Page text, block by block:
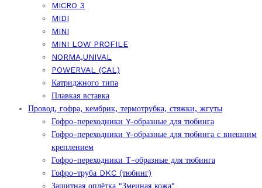
MICRO 3
MIDI
MINI
MINI LOW PROFILE
NORMA,UNIVAL
POWERVAL (CAL)
Катриджного типа
Плавкая вставка
Провод, гофра, кембрик, термотрубка, стяжки, жгуты
Гофро-переходники Y-образные для тюбинга
Гофро-переходники Y-образные для тюбинга с внешним
креплением
Гофро-переходники Т-образные для тюбинга
Гофро-труба DKC (тюбинг)
Защитная оплётка "Змеиная кожа"